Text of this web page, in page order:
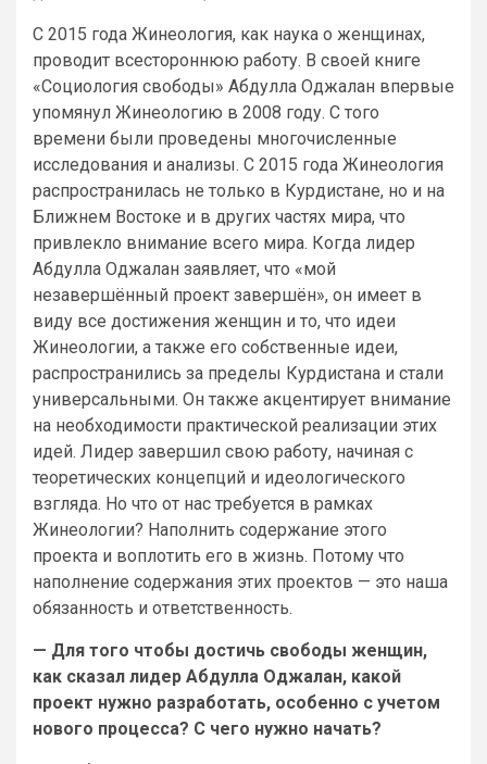
С 2015 года Жинеология, как наука о женщинах,
проводит всестороннюю работу. В своей книге
«Социология свободы» Абдулла Оджалан впервые
упомянул Жинеологию в 2008 году. С того
времени были проведены многочисленные
исследования и анализы. С 2015 года Жинеология
распространилась не только в Курдистане, но и на
Ближнем Востоке и в других частях мира, что
привлекло внимание всего мира. Когда лидер
Абдулла Оджалан заявляет, что «мой
незавершённый проект завершён», он имеет в
виду все достижения женщин и то, что идеи
Жинеологии, а также его собственные идеи,
распространились за пределы Курдистана и стали
универсальными. Он также акцентирует внимание
на необходимости практической реализации этих
идей. Лидер завершил свою работу, начиная с
теоретических концепций и идеологического
взгляда. Но что от нас требуется в рамках
Жинеологии? Наполнить содержание этого
проекта и воплотить его в жизнь. Потому что
наполнение содержания этих проектов — это наша
обязанность и ответственность.
— Для того чтобы достичь свободы женщин,
как сказал лидер Абдулла Оджалан, какой
проект нужно разработать, особенно с учетом
нового процесса? С чего нужно начать?